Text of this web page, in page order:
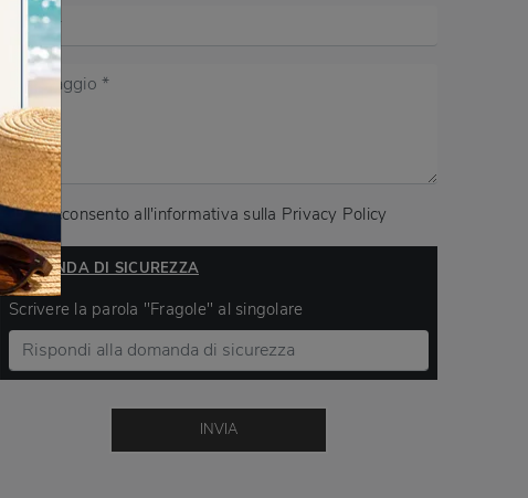
Acconsento all'informativa sulla Privacy Policy
DOMANDA DI SICUREZZA
Scrivere la parola "Fragole" al singolare
INVIA